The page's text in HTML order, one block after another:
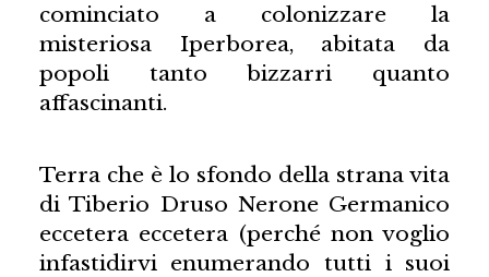
cominciato a colonizzare la
misteriosa Iperborea, abitata da
popoli tanto bizzarri quanto
affascinanti.
Terra che è lo sfondo della strana vita
di Tiberio Druso Nerone Germanico
eccetera eccetera (perché non voglio
infastidirvi enumerando tutti i suoi